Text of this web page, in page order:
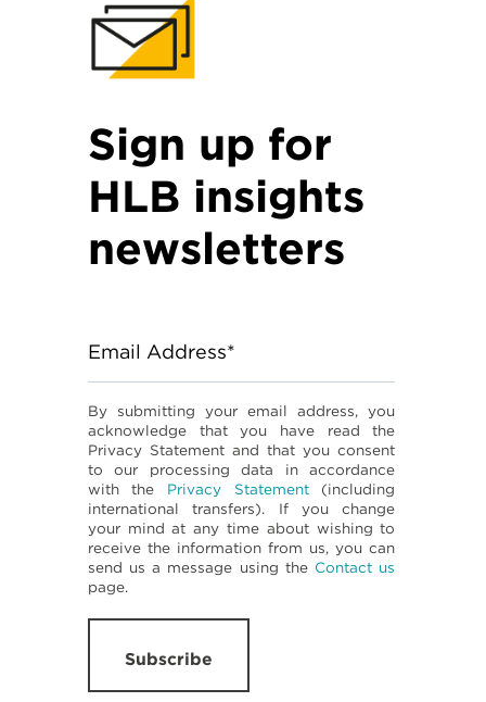
Sign up for
HLB insights
newsletters
Email Address*
By submitting your email address, you
acknowledge that you have read the
Privacy Statement and that you consent
to our processing data in accordance
with the Privacy Statement(including
international transfers). If you change
your mind at any time about wishing to
receive the information from us, you can
send us a message using the Contact us
page.
Subscribe